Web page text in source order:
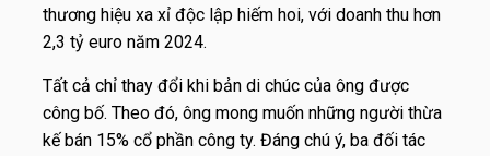
thương hiệu xa xỉ độc lập hiếm hoi, với doanh thu hơn
2,3 tỷ euro năm 2024.
Tất cả chỉ thay đổi khi bản di chúc của ông được
công bố. Theo đó, ông mong muốn những người thừa
kế bán 15% cổ phần công ty. Đáng chú ý, ba đối tác